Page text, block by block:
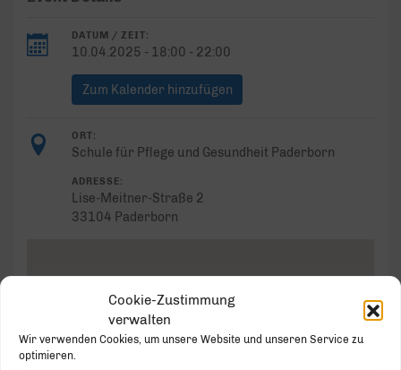
Cookie-Zustimmung
verwalten
Wir verwenden Cookies, um unsere Website und unseren Service zu
optimieren.
DATUM / ZEIT:
10.04.2025 - 18:00 - 22:00
Zum Kalender hinzufügen
ORT:
Schule für Pflege und Gesundheit Paderborn
ADRESSE:
Lise-Meitner-Straße 2
33104 Paderborn
Gesundheit Paderborn